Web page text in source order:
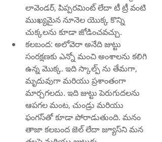
లావెండర్, పిప్పరమింట్ లేదా టీ ట్రీ వంటి
ముఖ్యమైన నూనెల యొక్క కొన్ని
చుక్కలను కూడా జోడించవచ్చు.
కలబంద: అలోవెరా అనేది జుట్టు
సంరక్షణకు ఎన్నో మంచి అంశాలను కలిగి
ఉన్న మొక్క. ఇది స్కాల్ప్ ను తేమగా,
మృదువుగా మరియు ప్రశాంతంగా
మార్చగలదు. ఇది జుట్టు పెరుగుదలను
ఆపగల మంట, చుండ్రు మరియు
ఫంగస్‌తో కూడా పోరాడుతుంది. మనం
తాజా కలబంద జెల్ లేదా జ్యూస్‌ని మన